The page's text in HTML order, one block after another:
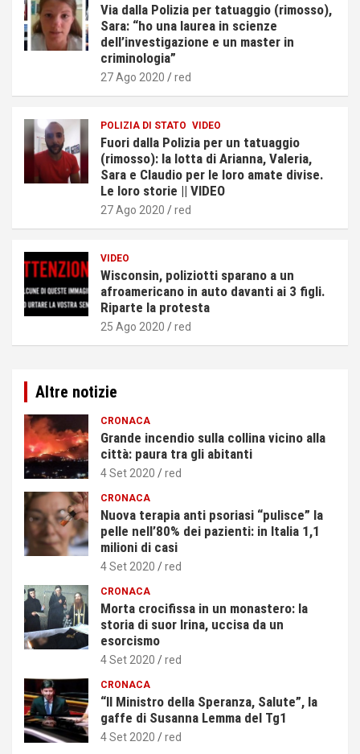
Via dalla Polizia per tatuaggio (rimosso),
Sara: “ho una laurea in scienze
dell’investigazione e un master in
criminologia”
27 Ago 2020 red
POLIZIA DI STATO VIDEO
Fuori dalla Polizia per un tatuaggio
(rimosso): la lotta di Arianna, Valeria,
Sara e Claudio per le loro amate divise.
Le loro storie || VIDEO
27 Ago 2020 red
VIDEO
Wisconsin, poliziotti sparano a un
afroamericano in auto davanti ai 3 figli.
Riparte la protesta
25 Ago 2020 red
Altre notizie
CRONACA
Grande incendio sulla collina vicino alla
città: paura tra gli abitanti
4 Set 2020 red
CRONACA
Nuova terapia anti psoriasi “pulisce” la
pelle nell’80% dei pazienti: in Italia 1,1
milioni di casi
4 Set 2020 red
CRONACA
Morta crocifissa in un monastero: la
storia di suor Irina, uccisa da un
esorcismo
4 Set 2020 red
CRONACA
“Il Ministro della Speranza, Salute”, la
gaffe di Susanna Lemma del Tg1
4 Set 2020 red